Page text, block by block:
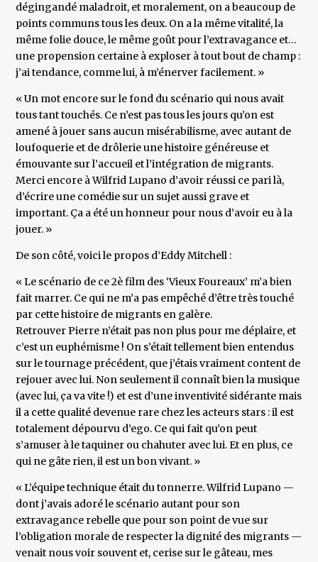
dégingandé maladroit, et moralement, on a beaucoup de
points communs tous les deux. On a la même vitalité, la
même folie douce, le même goût pour l’extravagance et…
une propension certaine à exploser à tout bout de champ :
j’ai tendance, comme lui, à m’énerver facilement. »
« Un mot encore sur le fond du scénario qui nous avait
tous tant touchés. Ce n’est pas tous les jours qu’on est
amené à jouer sans aucun misérabilisme, avec autant de
loufoquerie et de drôlerie une histoire généreuse et
émouvante sur l’accueil et l’intégration de migrants.
Merci encore à Wilfrid Lupano d’avoir réussi ce pari là,
d’écrire une comédie sur un sujet aussi grave et
important. Ça a été un honneur pour nous d’avoir eu à la
jouer. »
De son côté, voici le propos d’Eddy Mitchell :
« Le scénario de ce 2è film des ‘Vieux Foureaux’ m’a bien
fait marrer. Ce qui ne m’a pas empêché d’être très touché
par cette histoire de migrants en galère.
Retrouver Pierre n’était pas non plus pour me déplaire, et
c’est un euphémisme ! On s’était tellement bien entendus
sur le tournage précédent, que j’étais vraiment content de
rejouer avec lui. Non seulement il connaît bien la musique
(avec lui, ça va vite !) et est d’une inventivité sidérante mais
il a cette qualité devenue rare chez les acteurs stars : il est
totalement dépourvu d’ego. Ce qui fait qu’on peut
s’amuser à le taquiner ou chahuter avec lui. Et en plus, ce
qui ne gâte rien, il est un bon vivant. »
« L’équipe technique était du tonnerre. Wilfrid Lupano —
dont j’avais adoré le scénario autant pour son
extravagance rebelle que pour son point de vue sur
l’obligation morale de respecter la dignité des migrants —
venait nous voir souvent et, cerise sur le gâteau, mes